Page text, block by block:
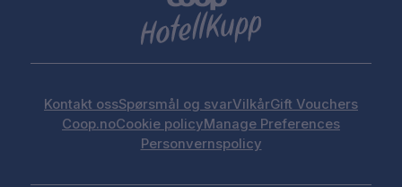
Kontakt ossSpørsmål og svarVilkårGift Vouchers
Coop.noCookie policyManage Preferences
Personvernspolicy